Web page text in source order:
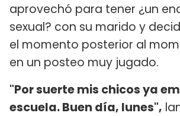
aprovechó para tener ¿un
sexual? con su marido y
el momento posterior al
en un posteo muy jugado.
"Por suerte mis chicos ya
escuela. Buen día, lunes",